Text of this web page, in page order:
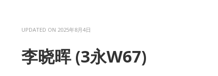
UPDATED ON 2025年8月4日
李晓晖 (3永W67)